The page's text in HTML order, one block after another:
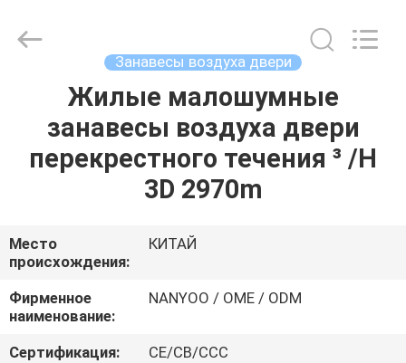
ПРОДУКТЫ
НАС
ПУТЕШЕСТВИЕ
ФАБРИКИ
Copyright
Занавесы воздуха двери
Жилые малошумные
занавесы воздуха двери
перекрестного течения ³ /H
3D 2970m
Место
происхождения:
КИТАЙ
Фирменное
наименование:
NANYOO / OME / ODM
Сертификация:
CE/CB/CCC